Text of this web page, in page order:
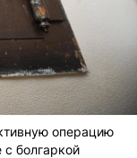
операцию
болгаркой